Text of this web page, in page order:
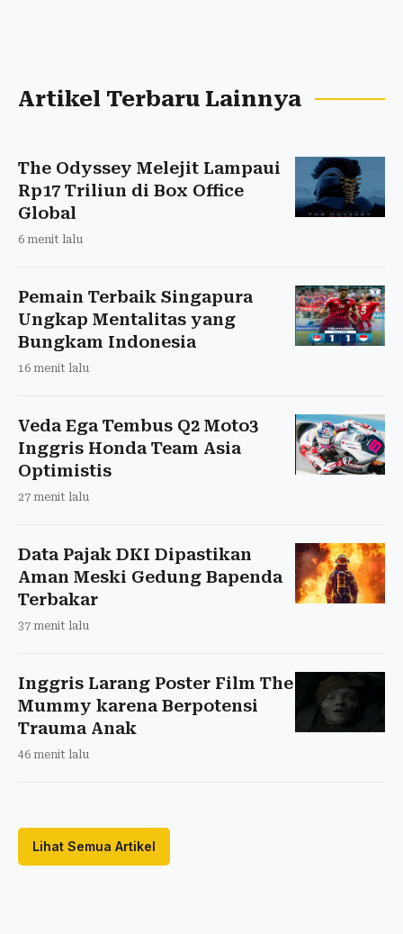
Artikel Terbaru Lainnya
The Odyssey Melejit Lampaui
Rp17 Triliun di Box Office
Global
6 menit lalu
Pemain Terbaik Singapura
Ungkap Mentalitas yang
Bungkam Indonesia
16 menit lalu
Veda Ega Tembus Q2 Moto3
Inggris Honda Team Asia
Optimistis
27 menit lalu
Data Pajak DKI Dipastikan
Aman Meski Gedung Bapenda
Terbakar
37 menit lalu
Inggris Larang Poster Film The
Mummy karena Berpotensi
Trauma Anak
46 menit lalu
Lihat Semua Artikel